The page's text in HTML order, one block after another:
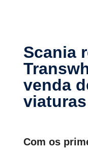
Scania reforça frota da
venda
viaturas
Com os